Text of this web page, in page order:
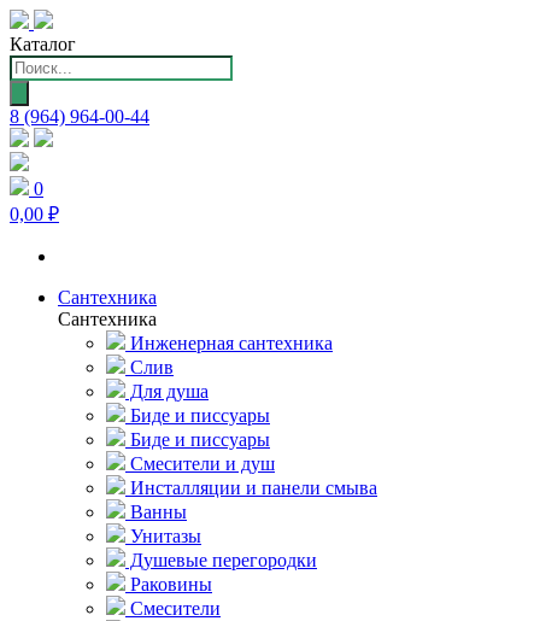
Каталог
Поиск
товаров
8 (964) 964-00-44
0
0,00 ₽
Сантехника
Сантехника
Инженерная сантехника
Слив
Для душа
Биде и писсуары
Биде и писсуары
Смесители и душ
Инсталляции и панели смыва
Ванны
Унитазы
Душевые перегородки
Раковины
Смесители